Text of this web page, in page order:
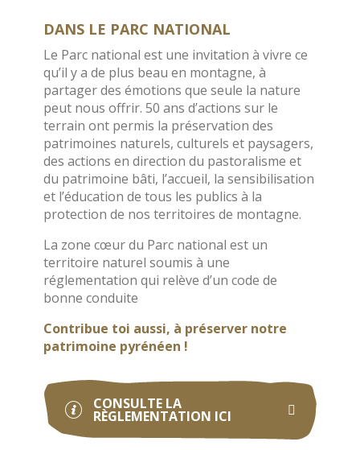
DANS LE PARC NATIONAL
Le Parc national est une invitation à vivre ce
qu’il y a de plus beau en montagne, à
partager des émotions que seule la nature
peut nous offrir. 50 ans d’actions sur le
terrain ont permis la préservation des
patrimoines naturels, culturels et paysagers,
des actions en direction du pastoralisme et
du patrimoine bâti, l’accueil, la sensibilisation
et l’éducation de tous les publics à la
protection de nos territoires de montagne.
La zone cœur du Parc national est un
territoire naturel soumis à une
réglementation qui relève d’un code de
bonne conduite
Contribue toi aussi, à préserver notre
patrimoine pyrénéen !
CONSULTE LA
RÈGLEMENTATION ICI